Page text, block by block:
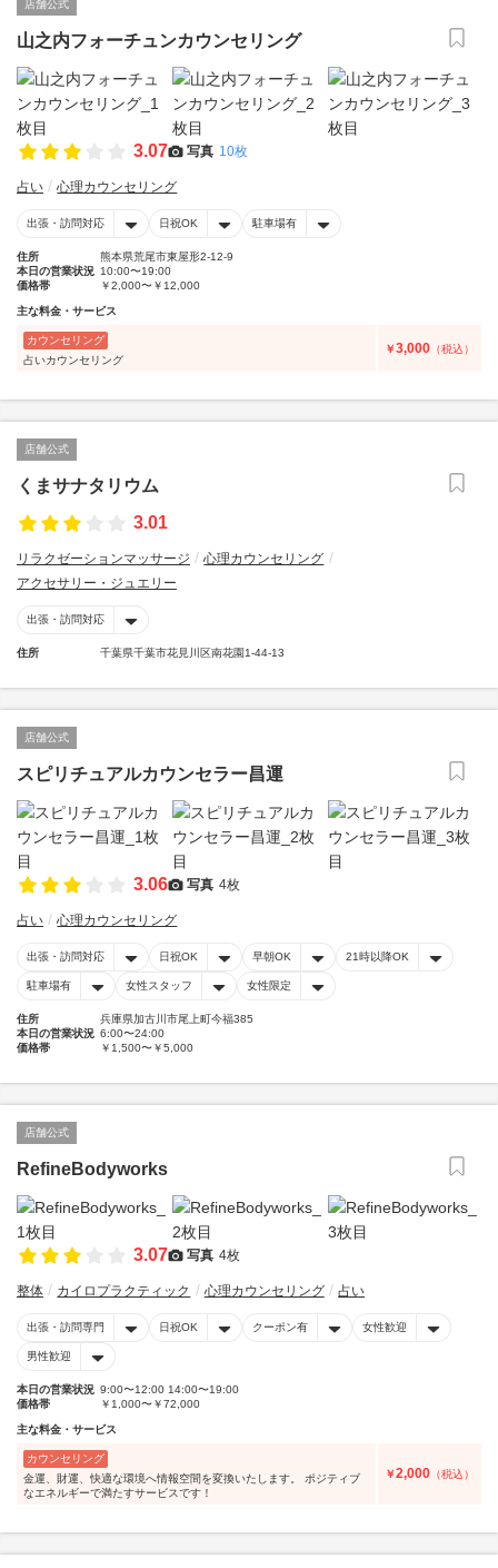
店舗公式
山之内フォーチュンカウンセリング
3.07 写真 10枚
占い 心理カウンセリング
出張・訪問対応 日祝OK 駐車場有
住所
熊本県荒尾市東屋形2-12-9
本日の営業状況 10:00〜19:00
価格帯
￥2,000〜￥12,000
主な料金・サービス
カウンセリング
占いカウンセリング
￥3,000 （税込）
店舗公式
くまサナタリウム
3.01
リラクゼーションマッサージ
心理カウンセリング
アクセサリー・ジュエリー
出張・訪問対応
住所 千葉県千葉市花見川区南花園1-44-13
店舗公式
スピリチュアルカウンセラー昌運
3.06 写真 4枚
占い 心理カウンセリング
出張・訪問対応 日祝OK 早朝OK 21時以降OK
駐車場有 女性スタッフ 女性限定
住所
兵庫県加古川市尾上町今福385
本日の営業状況 6:00〜24:00
価格帯
￥1,500〜￥5,000
店舗公式
RefineBodyworks
3.07 写真 4枚
整体 カイロプラクティック 心理カウンセリング 占い
出張・訪問専門 日祝OK クーポン有 女性歓迎
男性歓迎
本日の営業状況 9:00〜12:00 14:00〜19:00
価格帯
￥1,000〜￥72,000
主な料金・サービス
カウンセリング
金運、財運、快適な環境へ情報空間を変換いたします。 ポジティブ
なエネルギーで満たすサービスです！
￥2,000 （税込）